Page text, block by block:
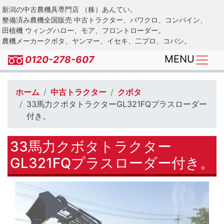
Skip
to
main
content
新潟の中古農機具専門店 （株）あんてい。
整備済み農機全国販売 中古トラクター、パワクロ、コンバイン、
田植機 ウィングハロー、モア、フロントローダー。
農機メーカークボタ、ヤンマー、イセキ、二プロ、コバシ。
0120-278-607 MENU
ホーム 中古トラクター
クボタ
33馬力クボタトラクターGL321FQプラスローダー
付き。
33馬力クボタトラクター
GL321FQプラスローダー付き。